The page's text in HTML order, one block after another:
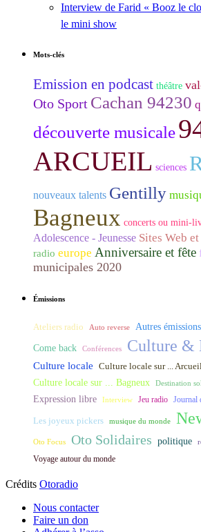
Interview de Farid « Booz le
le mini show
Mots-clés
Emission en podcast théâtre
Oto Sport Cachan 94230
découverte musicale
ARCUEIL sciences
nouveaux talents Gentilly
Bagneux concerts ou mini-
Adolescence - Jeunesse Sites Web
radio europe Anniversaire et fête
municipales 2020
Émissions
Ateliers radio Auto reverse Autres émissions
Come back Conférences Culture &
Culture locale Culture locale sur ...
Culture locale sur ... Bagneux Destination
Expression libre Interview Jeu radio Journal
Les joyeux pickers musique du monde
Oto Focus Oto Solidaires politique
Voyage autour du monde
Crédits Otoradio
Nous contacter
Faire un don